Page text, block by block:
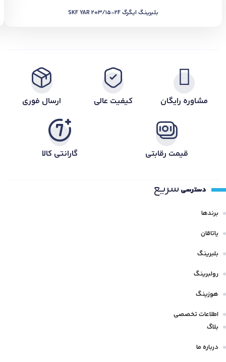
بلبرینگ ایگرگ SKF YAR 203/15-2F
مشاوره رایگان کیفیت عالی ارسال فوری
قیمت رقابتی گارانتی کالا
دسترسی سریع
برندها
یاتاقان
بلبرینگ
رولبرینگ
هوزینگ
اطلاعات تخصصی
بلاگ
درباره ما